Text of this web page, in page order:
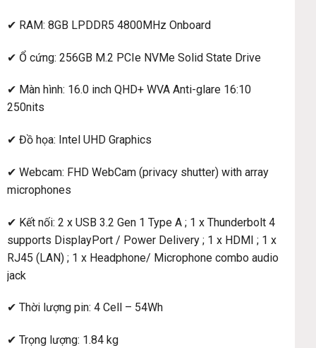
✔ RAM: 8GB LPDDR5 4800MHz Onboard
✔ Ổ cứng: 256GB M.2 PCIe NVMe Solid State Drive
✔ Màn hình: 16.0 inch QHD+ WVA Anti-glare 16:10
250nits
✔ Đồ họa: Intel UHD Graphics
✔ Webcam: FHD WebCam (privacy shutter) with array
microphones
✔ Kết nối: 2 x USB 3.2 Gen 1 Type A ; 1 x Thunderbolt 4
supports DisplayPort / Power Delivery ; 1 x HDMI ; 1 x
RJ45 (LAN) ; 1 x Headphone/ Microphone combo audio
jack
✔ Thời lượng pin: 4 Cell – 54Wh
✔ Trọng lượng: 1.84 kg